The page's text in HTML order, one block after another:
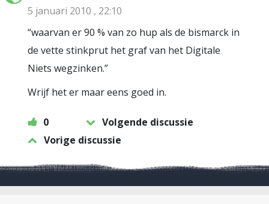
5 januari 2010 , 22:10
“waarvan er 90 % van zo hup als de bismarck in
de vette stinkprut het graf van het Digitale
Niets wegzinken.”
Wrijf het er maar eens goed in.
0
Volgende discussie
Vorige discussie